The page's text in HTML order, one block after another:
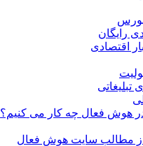
بورس
رایگان
اقتصادی
تبلیغاتی
هوش فعال چه کار می کنیم؟
از مطالب سایت هوش فعال